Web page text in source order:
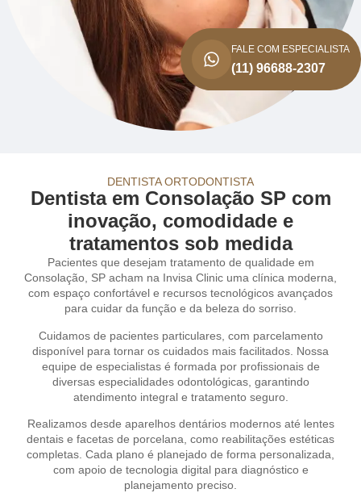
FALE COM ESPECIALISTA
(11) 96688-2307
DENTISTA ORTODONTISTA
Dentista em Consolação SP com
inovação, comodidade e
tratamentos sob medida
Pacientes que desejam tratamento de qualidade em
Consolação, SP acham na Invisa Clinic uma clínica moderna,
com espaço confortável e recursos tecnológicos avançados
para cuidar da função e da beleza do sorriso.
Cuidamos de pacientes particulares, com parcelamento
disponível para tornar os cuidados mais facilitados. Nossa
equipe de especialistas é formada por profissionais de
diversas especialidades odontológicas, garantindo
atendimento integral e tratamento seguro.
Realizamos desde aparelhos dentários modernos até lentes
dentais e facetas de porcelana, como reabilitações estéticas
completas. Cada plano é planejado de forma personalizada,
com apoio de tecnologia digital para diagnóstico e
planejamento preciso.